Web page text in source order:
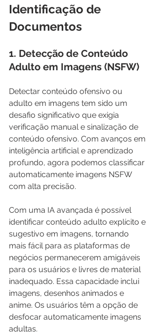
Identificação de
Documentos
1. Detecção de Conteúdo
Adulto em Imagens (NSFW)
Detectar conteúdo ofensivo ou
adulto em imagens tem sido um
desafio significativo que exigia
verificação manual e sinalização de
conteúdo ofensivo. Com avanços em
inteligência artificial e aprendizado
profundo, agora podemos classificar
automaticamente imagens NSFW
com alta precisão.
Com uma IA avançada é possível
identificar conteúdo adulto explícito e
sugestivo em imagens, tornando
mais fácil para as plataformas de
negócios permanecerem amigáveis
para os usuários e livres de material
inadequado. Essa capacidade inclui
imagens, desenhos animados e
anime. Os usuários têm a opção de
desfocar automaticamente imagens
adultas.